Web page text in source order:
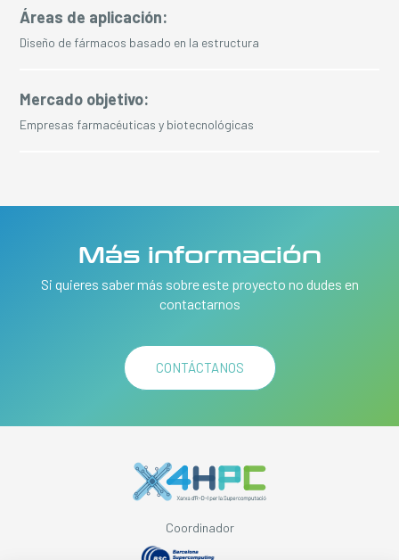
Áreas de aplicación:
Diseño de fármacos basado en la estructura
Mercado objetivo:
Empresas farmacéuticas y biotecnológicas
Más información
Si quieres saber más sobre este proyecto no dudes en
contactarnos
CONTÁCTANOS
Coordinador